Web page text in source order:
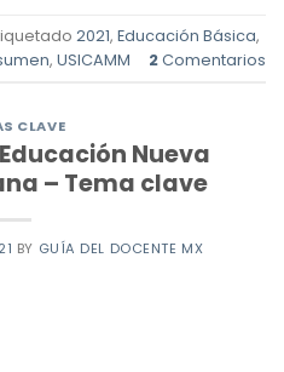
2021, Educación Básica,
, USICAMM 2Comentarios
CLAVE
Nueva
– Tema clave
BY GUÍA DEL DOCENTE MX